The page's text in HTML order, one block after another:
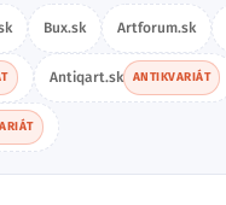
Bux.sk Artforum.sk
Antiqart.sk ANTIKVARIÁT